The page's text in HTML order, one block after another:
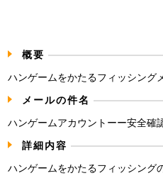
マンガでわかるフィ
WG
入会
概要
ハンゲームをかたるフィッシング
メールの件名
ハンゲームアカウントーー安全確
詳細内容
ハンゲームをかたるフィッシング